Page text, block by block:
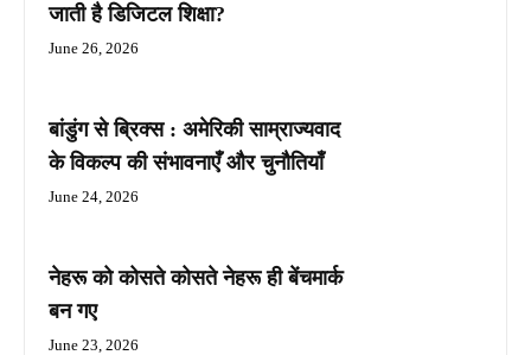
जाती है डिजिटल शिक्षा?
June 26, 2026
बांडुंग से ब्रिक्स : अमेरिकी साम्राज्यवाद
के विकल्प की संभावनाएँ और चुनौतियाँ
June 24, 2026
नेहरू को कोसते कोसते नेहरू ही बेंचमार्क
बन गए
June 23, 2026